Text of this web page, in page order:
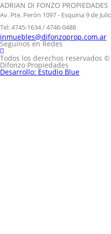
ADRIAN DI FONZO PROPIEDADES
Av. Pte. Perón 1097 - Esquina 9 de
Tel: 4745-1634 / 4746-0488
inmuebles@difonzoprop.com.ar
Seguínos en Redes
Todos los derechos reservados
Difonzo Propiedades
Desarrollo: Estudio Blue